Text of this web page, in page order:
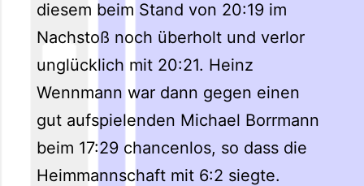
diesem beim Stand von 20:19 im
Nachstoß noch überholt und verlor
unglücklich mit 20:21. Heinz
Wennmann war dann gegen einen
gut aufspielenden Michael Borrmann
beim 17:29 chancenlos, so dass die
Heimmannschaft mit 6:2 siegte.